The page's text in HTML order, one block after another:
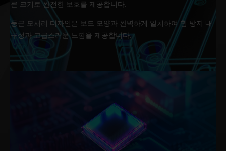
큰 크기로 완전한 보호를 제공합니다.
둥근 모서리 디자인은 보드 모양과 완벽하게 일치하여 휨 방지 내
구성과 고급스러운 느낌을 제공합니다.